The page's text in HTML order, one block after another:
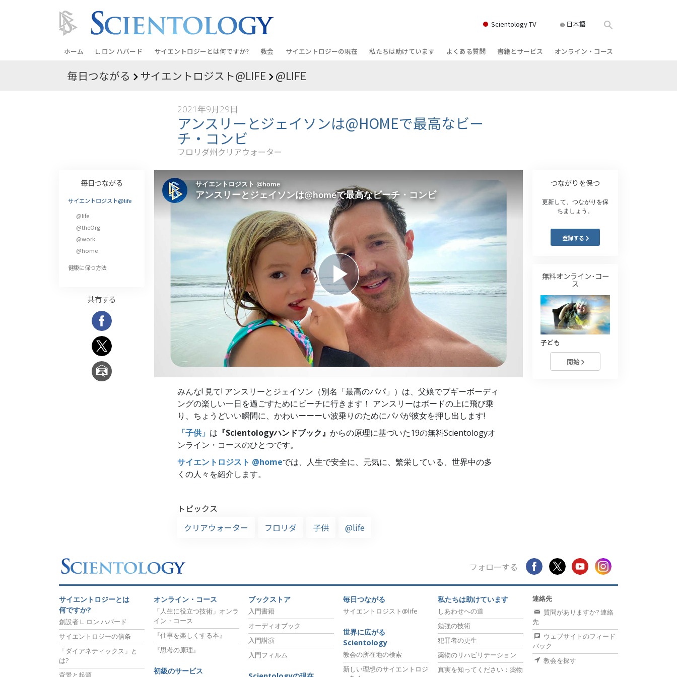
Scientology TV 日本語
ホーム L. ロン ハバード サイエントロジーとは何ですか?
信条と実践
サイエントロジストたちが語るサイエ
ントロジー
サイエントロジストに会いましょう
サイエントロジーの基本原理
ダイアネティックスの紹介
愛と憎しみ ―
教会
教会を探す
上級
オーガニゼーション
サイエントロジーを
世界にもたらす
サイエントロジーの現在
グランド・オープニング
デビッド･ミスキャベッジ氏—
Scientologyの教会指導者
私たちは助けています
クリミノン
市民の人権擁護の会
サイエントロジー･ボランティア･ミニ
スター
よくある質問
サイエントロジーの組織
書籍とサービス
一般向け講演
オンライン・コース
結婚
感情のトーン・スケール
薬物に対する解決策
職場のためのツール
エシックスとコンディション
調査
組織化の基礎
広報活動の基礎
毎日つながる サイエントロジスト@LIFE @LIFE
2021年9月29日
アンスリーとジェイソンは@HOMEで最高なビー
チ・コンビ
フロリダ州クリアウォーター
みんな! 見て! アンスリーとジェイソン（別名「最高のパパ」）は、父娘でブギーボーディ
ングの楽しい一日を過ごすためにビーチに行きます！ アンスリーはボードの上に飛び乗
り、ちょうどいい瞬間に、かわいーーーい波乗りのためにパパが彼女を押し出します!
「子供」 は 『Scientologyハンドブック』 からの原理に基づいた19の無料Scientologyオ
ンライン・コースのひとつです。
サイエントロジスト @homeでは、人生で安全に、元気に、繁栄している、世界中の多
くの人々を紹介します。
トピックス
クリアウォーター
フロリダ 子供 @life
毎日つながる
サイエントロジスト@life
@life
@theOrg
@work
@home
健康に保つ方法
共有する
つながりを保つ
更新して、つながりを保
ちましょう。
登録する
無料オンライン･コー
ス
子ども
開始
フォローする
サイエントロジーとは
何ですか?
創設者 L. ロン ハバード
サイエントロジーの信条
「ダイアネティックス」と
は?
背景と起源
オンライン・コース
「人生に役立つ技術」オンラ
イン・コース
『仕事を楽しくする本』
『思考の原理』
初級のサービス
ブックストア
入門書籍
オーディオブック
入門講演
入門フィルム
毎日つながる
サイエントロジスト@life
世界に広がる
Scientology
教会の所在地の検索
新しい理想のサイエントロジ
私たちは助けています
しあわせへの道
勉強の技術
犯罪者の更生
薬物のリハビリテーション
真実を知ってください：薬物
連絡先
質問がありますか? 連絡
先
ウェブサイトのフィード
バック
教会を探す